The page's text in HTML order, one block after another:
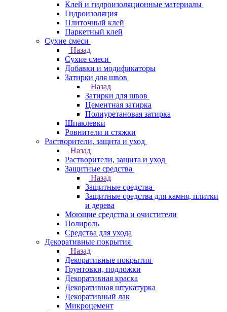
Клей и гидроизоляционные материалы
Гидроизоляция
Плиточный клей
Паркетный клей
Сухие смеси
Назад
Сухие смеси
Добавки и модификаторы
Затирки для швов
Назад
Затирки для швов
Цементная затирка
Полиуретановая затирка
Шпаклевки
Ровнители и стяжки
Растворители, защита и уход
Назад
Растворители, защита и уход
Защитные средства
Назад
Защитные средства
Защитные средства для камня, плитки
и дерева
Моющие средства и очистители
Полироль
Средства для ухода
Декоративные покрытия
Назад
Декоративные покрытия
Грунтовки, подложки
Декоративная краска
Декоративная штукатурка
Декоративный лак
Микроцемент